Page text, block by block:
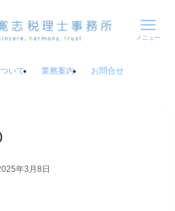
メニュー
いて 業務案内 お問合せ
年3月8日